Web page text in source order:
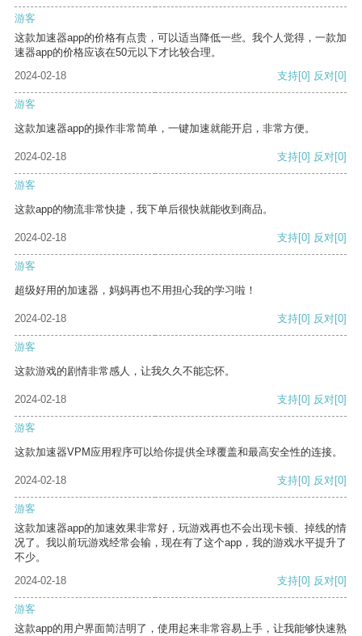
游客
这款加速器app的价格有点贵，可以适当降低一些。我个人觉得，一款加
速器app的价格应该在50元以下才比较合理。
2024-02-18
支持[0] 反对[0]
游客
这款加速器app的操作非常简单，一键加速就能开启，非常方便。
2024-02-18 支持[0] 反对[0]
游客
这款app的物流非常快捷，我下单后很快就能收到商品。
2024-02-18 支持[0] 反对[0]
游客
超级好用的加速器，妈妈再也不用担心我的学习啦！
2024-02-18 支持[0] 反对[0]
游客
这款游戏的剧情非常感人，让我久久不能忘怀。
2024-02-18 支持[0] 反对[0]
游客
这款加速器VPM应用程序可以给你提供全球覆盖和最高安全性的连接。
2024-02-18 支持[0] 反对[0]
游客
这款加速器app的加速效果非常好，玩游戏再也不会出现卡顿、掉线的情
况了。我以前玩游戏经常会输，现在有了这个app，我的游戏水平提升了
不少。
2024-02-18
支持[0] 反对[0]
游客
这款app的用户界面简洁明了，使用起来非常容易上手，让我能够快速熟